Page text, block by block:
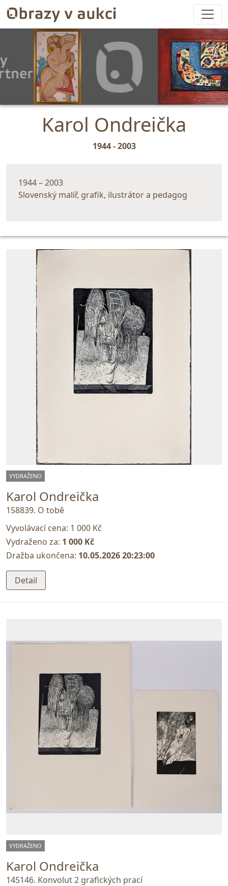
Karol Ondreička
1944 - 2003
1944 – 2003
Slovenský malíř, grafik, ilustrátor a pedagog
VYDRAŽENO
Karol Ondreička
158839. O tobě
Vyvolávací cena: 1 000 Kč
Vydraženo za: 1 000 Kč
Dražba ukončena: 10.05.2026 20:23:00
Detail
VYDRAŽENO
Karol Ondreička
145146. Konvolut 2 grafických prací